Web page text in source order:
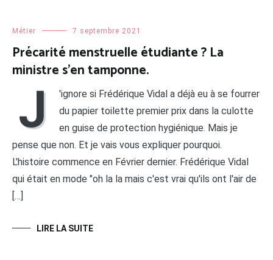
Métier 7 septembre 2021
Précarité menstruelle étudiante ? La
ministre s’en tamponne.
J
'ignore si Frédérique Vidal a déjà eu à se fourrer
du papier toilette premier prix dans la culotte
en guise de protection hygiénique. Mais je
pense que non. Et je vais vous expliquer pourquoi.
L'histoire commence en Février dernier. Frédérique Vidal
qui était en mode "oh la la mais c'est vrai qu'ils ont l'air de
[…]
LIRE LA SUITE